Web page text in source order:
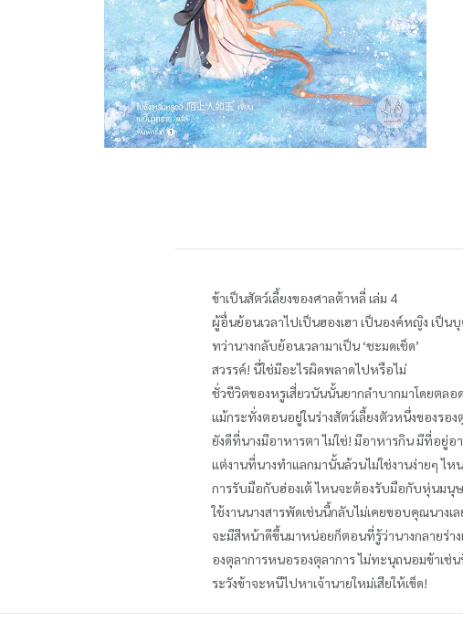
ข้าเป็นสัตว์เลี้ยงของศาลต้าหลี่ เล่ม 4
ผู้อื่นย้อนเวลาไปเป็นฮองเฮา เป็นองค์หญิง เป็นบุ
ทว่านางกลับย้อนเวลามาเป็น ‘ชะมดเช็ด’
สวรรค์! นี่ใช่มีอะไรผิดพลาดไปหรือไม่
ชั่วชีวิตของหรูเสี่ยวนันนั้นยากลำบากมาโดยตลอด
แม้กระทั่งตอนอยู่ในร่างสัตว์เลี้ยงตัวหนึ่งของรอ
ยังดีที่นางมีอาหารตา ไม่ใช่! มีอาหารกิน มีที่อยู่อ
แต่งานที่นางทำแลกมานั้นล้วนไม่ใช่งานง่ายๆ ไห
การรับมือกับฮ่องเต้ ไหนจะต้องรับมือกับหุ่นม
ใช้งานนางสารพัดเช่นนี้กลับไม่เคยขอบคุณนางเ
จะมีสีหน้าดีขึ้นมาหน่อยก็ตอนที่รู้ว่านางกลายร่าง
องตุลาการหนอรองตุลาการ ไม่ทะนุถนอมข้าเช่
ระวังข้าจะหนีไปหาเจ้านายใหม่เสียให้เข็ด!